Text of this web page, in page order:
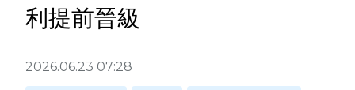
利提前晉級
2026.06.23 07:28